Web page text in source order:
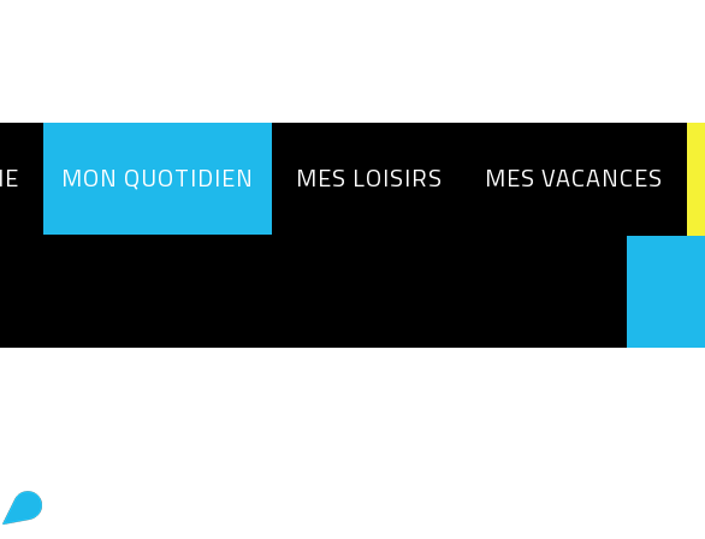
MON QUOTIDIEN MES LOISIRS MES VACANCES